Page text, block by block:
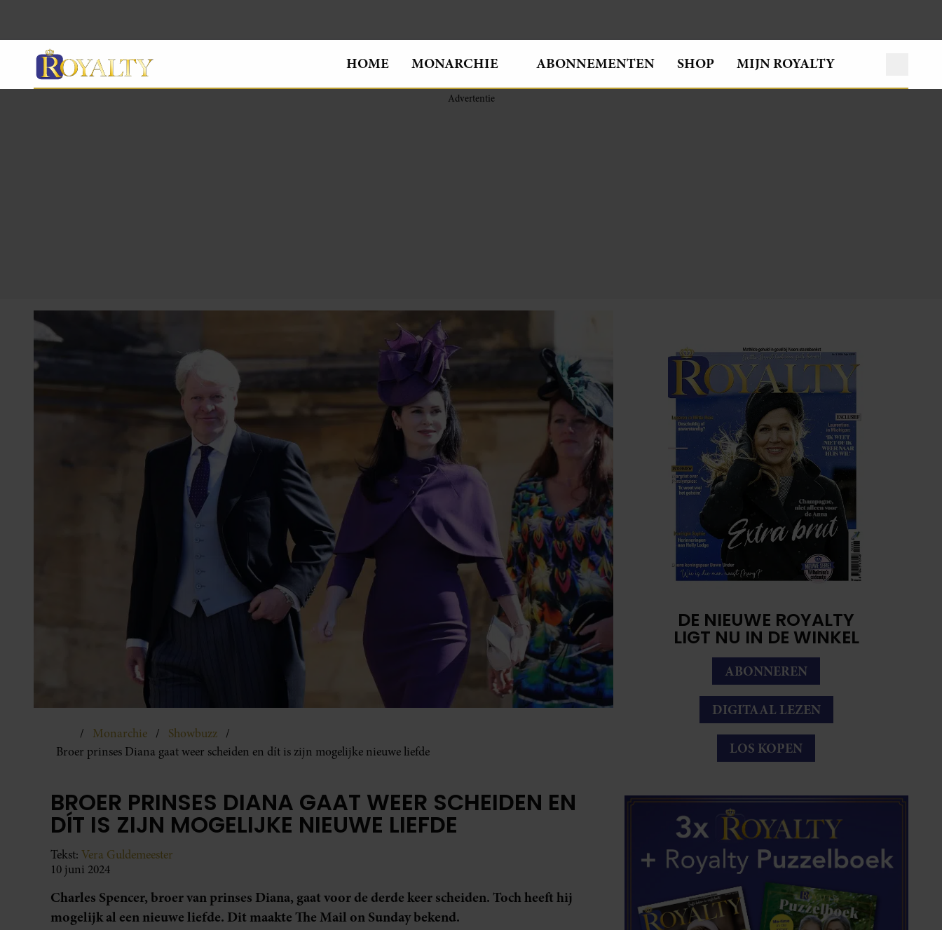
HOME MONARCHIE ABONNEMENTEN SHOP MIJN ROYALTY
Monarchie
Showbuzz
Broer prinses Diana gaat weer scheiden en dít is zijn mogelijke nieuwe liefde
BROER PRINSES DIANA GAAT WEER SCHEIDEN EN
DÍT IS ZIJN MOGELIJKE NIEUWE LIEFDE
Tekst: Vera Guldemeester
10 juni 2024
Charles Spencer, broer van prinses Diana, gaat voor de derde keer scheiden. Toch heeft hij
mogelijk al een nieuwe liefde. Dit maakte The Mail on Sunday bekend.
DE NIEUWE ROYALTY
LIGT NU IN DE WINKEL
ABONNEREN
DIGITAAL LEZEN
LOS KOPEN